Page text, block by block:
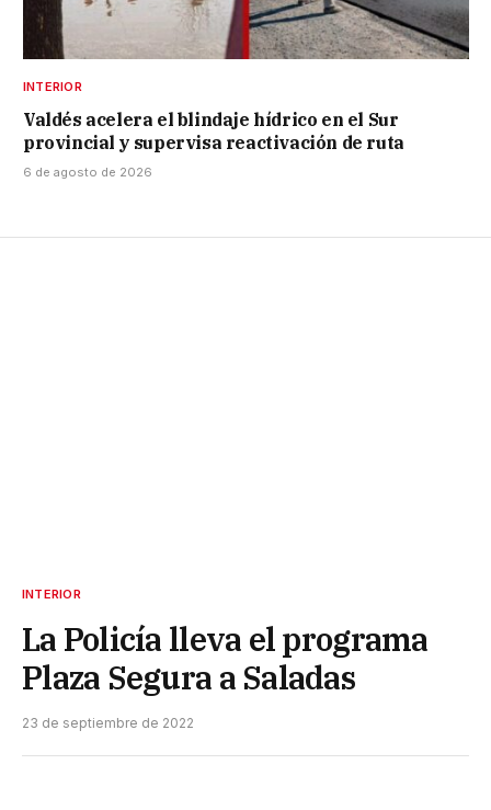
INTERIOR
Valdés acelera el blindaje hídrico en el Sur
provincial y supervisa reactivación de ruta
6 de agosto de 2026
INTERIOR
La Policía lleva el programa
Plaza Segura a Saladas
23 de septiembre de 2022